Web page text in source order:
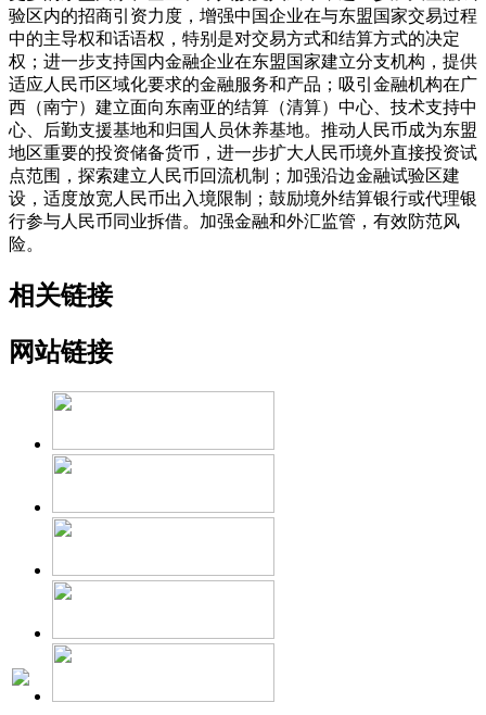
验区内的招商引资力度，增强中国企业在与东盟国家交易过程
中的主导权和话语权，特别是对交易方式和结算方式的决定
权；进一步支持国内金融企业在东盟国家建立分支机构，提供
适应人民币区域化要求的金融服务和产品；吸引金融机构在广
西（南宁）建立面向东南亚的结算（清算）中心、技术支持中
心、后勤支援基地和归国人员休养基地。推动人民币成为东盟
地区重要的投资储备货币，进一步扩大人民币境外直接投资试
点范围，探索建立人民币回流机制；加强沿边金融试验区建
设，适度放宽人民币出入境限制；鼓励境外结算银行或代理银
行参与人民币同业拆借。加强金融和外汇监管，有效防范风
险。
相关链接
网站链接